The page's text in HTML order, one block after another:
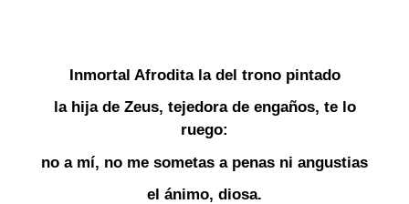
Inmortal Afrodita la del trono pintado
la hija de Zeus, tejedora de engaños, te lo
ruego:
no a mí, no me sometas a penas ni angustias
el ánimo, diosa.